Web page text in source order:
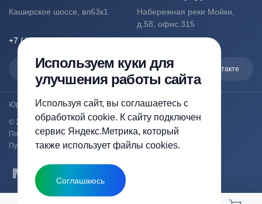
Каширское шоссе, вл63к1
+7 (495) 127-76-53
Набережная реки Мойки,
д.58, офис 315
+7 (812) 244-49-61
Max Telegram Вконтакте
Юридический адрес: Москва, Каширское шоссе, вл63к1
© 2023-2026 luckysystems.ru | Все права защищены
Политика конфиденциальности
Публичная оферта
Используем куки для
улучшения работы сайта
Используя сайт, вы соглашаетесь с
обработкой cookie. К сайту подключен
сервис Яндекс.Метрика, который
также использует файлы cookies.
Соглашаюсь